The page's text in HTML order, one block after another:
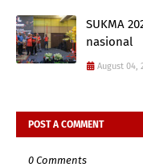
SUKMA
nasional
August 04,
POST A COMMENT
0 Comments